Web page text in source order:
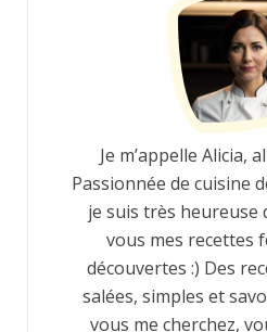
Je m’appelle Alicia,
Passionnée de cuisine
je suis très heureuse
vous mes recettes
découvertes :) Des
salées, simples et
vous me cherchez,